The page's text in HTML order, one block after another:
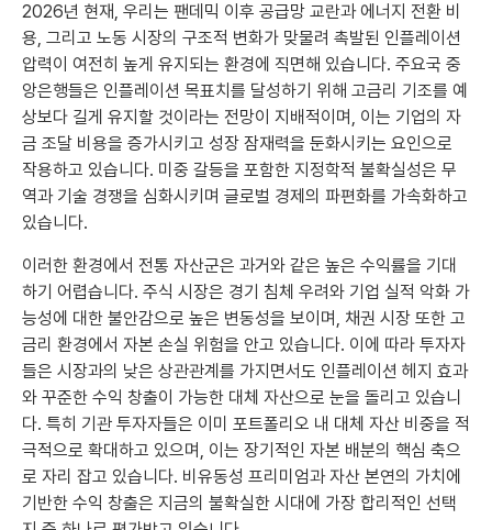
2026년 현재, 우리는 팬데믹 이후 공급망 교란과 에너지 전환 비
용, 그리고 노동 시장의 구조적 변화가 맞물려 촉발된 인플레이션
압력이 여전히 높게 유지되는 환경에 직면해 있습니다. 주요국 중
앙은행들은 인플레이션 목표치를 달성하기 위해 고금리 기조를 예
상보다 길게 유지할 것이라는 전망이 지배적이며, 이는 기업의 자
금 조달 비용을 증가시키고 성장 잠재력을 둔화시키는 요인으로
작용하고 있습니다. 미중 갈등을 포함한 지정학적 불확실성은 무
역과 기술 경쟁을 심화시키며 글로벌 경제의 파편화를 가속화하고
있습니다.
이러한 환경에서 전통 자산군은 과거와 같은 높은 수익률을 기대
하기 어렵습니다. 주식 시장은 경기 침체 우려와 기업 실적 악화 가
능성에 대한 불안감으로 높은 변동성을 보이며, 채권 시장 또한 고
금리 환경에서 자본 손실 위험을 안고 있습니다. 이에 따라 투자자
들은 시장과의 낮은 상관관계를 가지면서도 인플레이션 헤지 효과
와 꾸준한 수익 창출이 가능한 대체 자산으로 눈을 돌리고 있습니
다. 특히 기관 투자자들은 이미 포트폴리오 내 대체 자산 비중을 적
극적으로 확대하고 있으며, 이는 장기적인 자본 배분의 핵심 축으
로 자리 잡고 있습니다. 비유동성 프리미엄과 자산 본연의 가치에
기반한 수익 창출은 지금의 불확실한 시대에 가장 합리적인 선택